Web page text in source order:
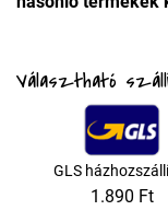
Választható
GLS
1.890 Ft